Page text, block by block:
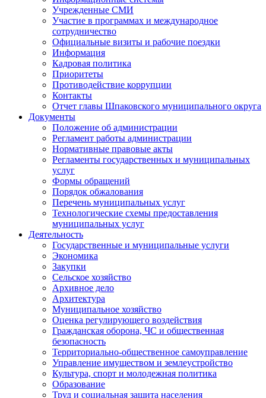
Учрежденные СМИ
Участие в программах и международное
сотрудничество
Официальные визиты и рабочие поездки
Информация
Кадровая политика
Приоритеты
Противодействие коррупции
Контакты
Отчет главы Шпаковского муниципального округа
Документы
Положение об администрации
Регламент работы администрации
Нормативные правовые акты
Регламенты государственных и муниципальных
услуг
Формы обращений
Порядок обжалования
Перечень муниципальных услуг
Технологические схемы предоставления
муниципальных услуг
Деятельность
Государственные и муниципальные услуги
Экономика
Закупки
Сельское хозяйство
Архивное дело
Архитектура
Муниципальное хозяйство
Оценка регулирующего воздействия
Гражданская оборона, ЧС и общественная
безопасность
Территориально-общественное самоуправление
Управление имуществом и землеустройство
Культура, спорт и молодежная политика
Образование
Труд и социальная защита населения